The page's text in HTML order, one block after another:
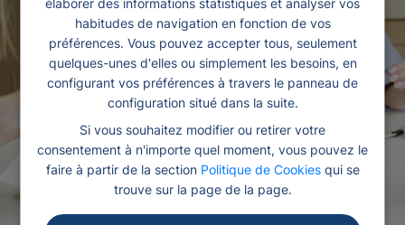
habitudes de navigation en fonction de vos
préférences. Vous pouvez accepter tous, seulement
quelques-unes d'elles ou simplement les besoins, en
configurant vos préférences à travers le panneau de
configuration situé dans la suite.
Si vous souhaitez modifier ou retirer votre
consentement à n'importe quel moment, vous pouvez le
faire à partir de la section Politique de Cookiesqui se
trouve sur la page de la page.